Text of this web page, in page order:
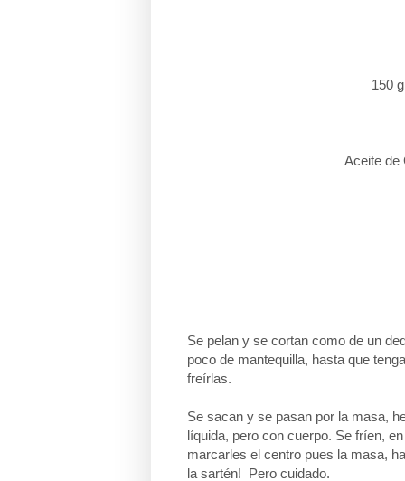
150
Aceite de
Se pelan y se cortan como de un
poco de mantequilla, hasta que
freírlas.
Se sacan y se pasan por la masa,
líquida, pero con cuerpo. Se fríen,
marcarles el centro pues la masa,
la sartén! Pero cuidado.